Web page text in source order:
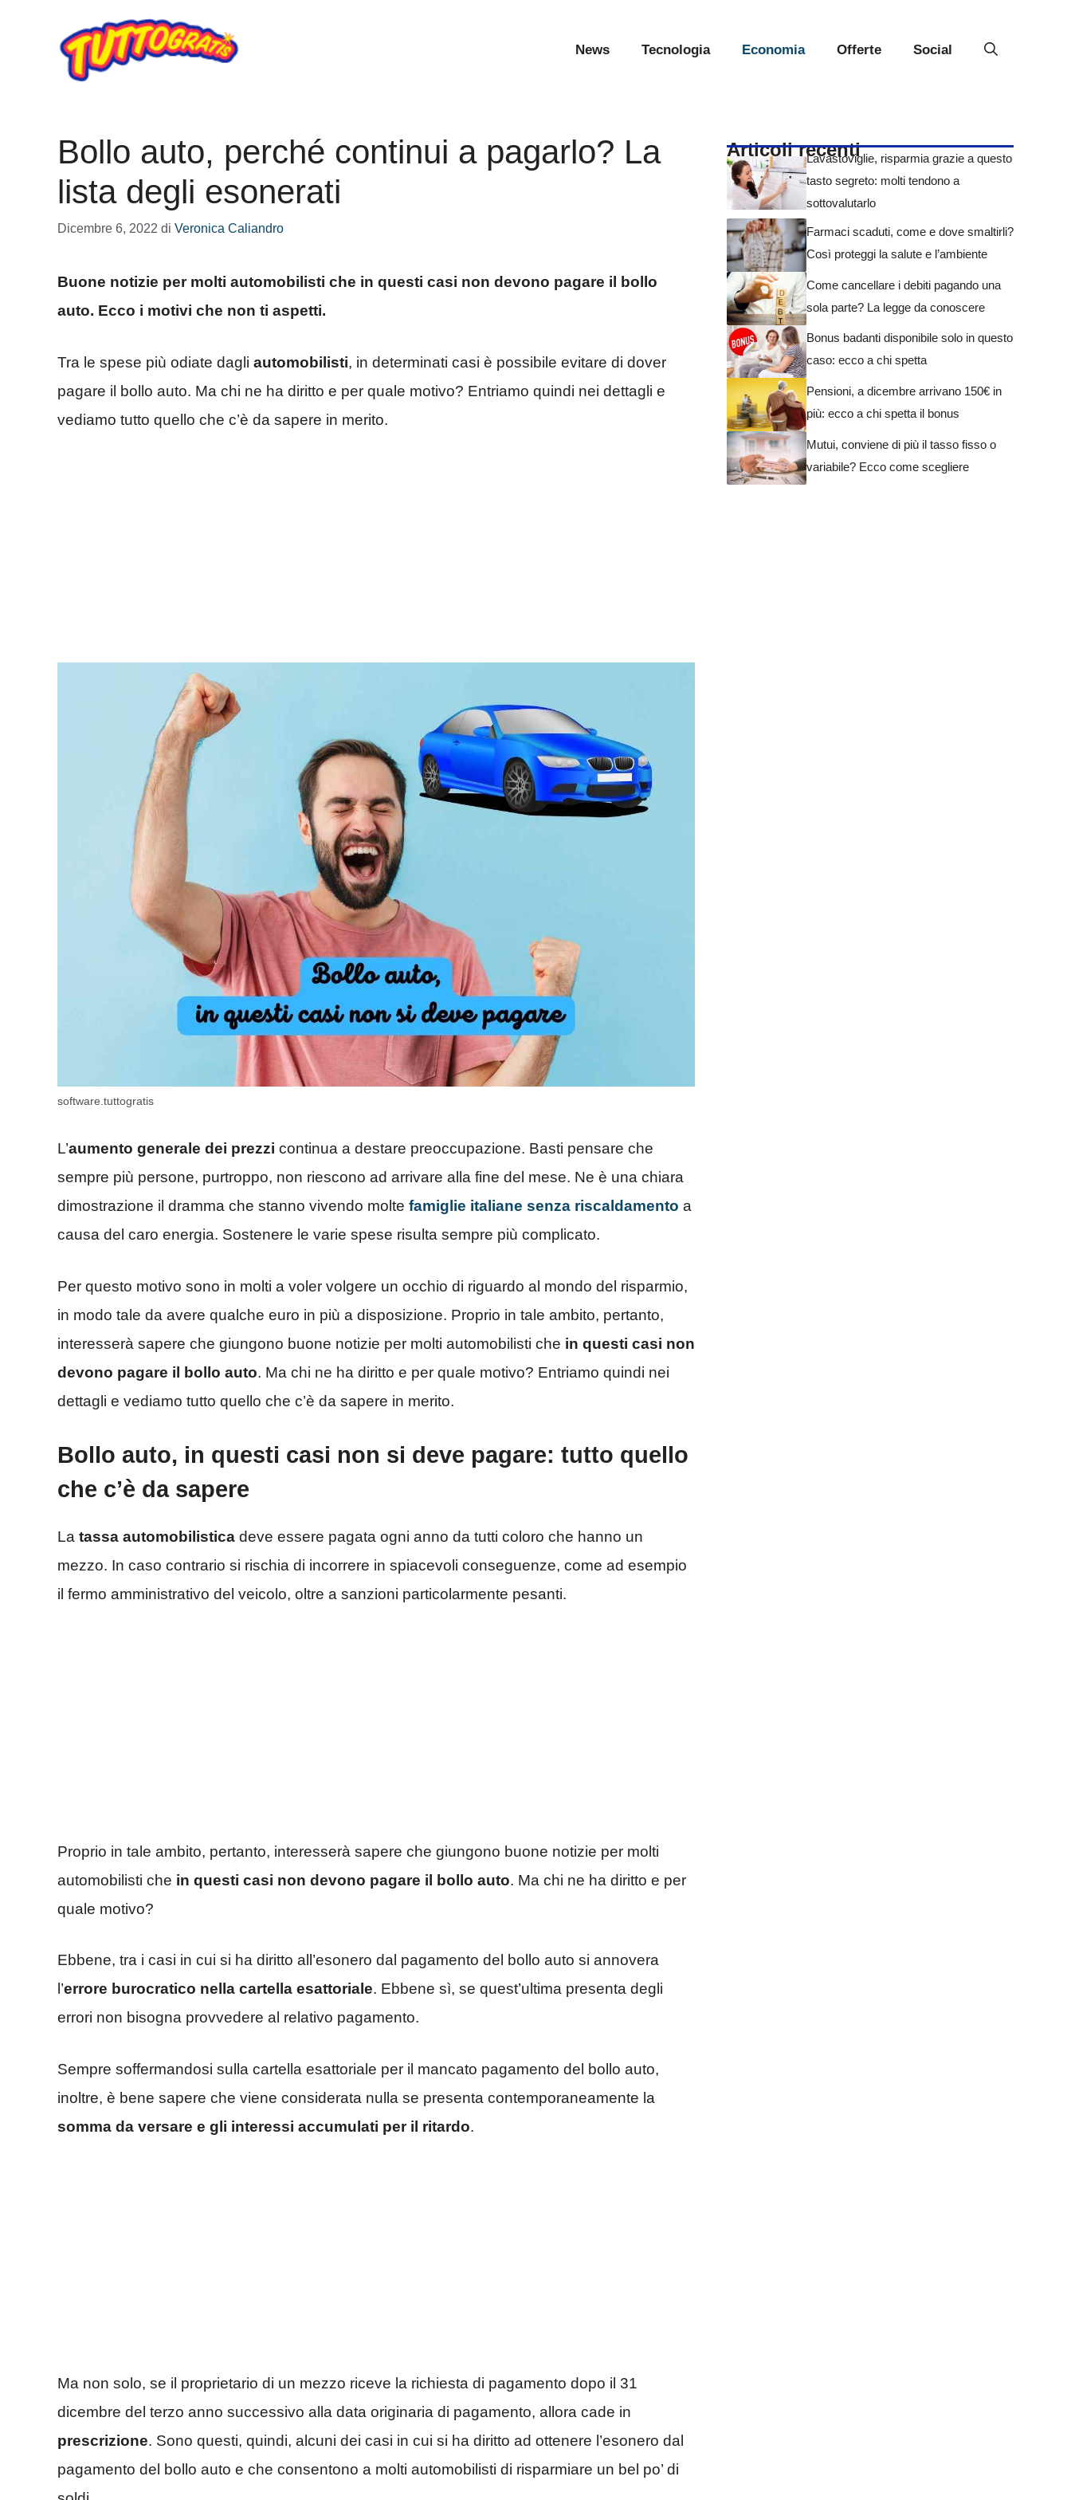
News Tecnologia Economia Offerte Social
Bollo auto, perché continui a pagarlo? La
lista degli esonerati
Dicembre 6, 2022 di Veronica Caliandro
Buone notizie per molti automobilisti che in questi casi non devono pagare il bollo
auto. Ecco i motivi che non ti aspetti.
Tra le spese più odiate dagli automobilisti, in determinati casi è possibile evitare di dover
pagare il bollo auto. Ma chi ne ha diritto e per quale motivo? Entriamo quindi nei dettagli e
vediamo tutto quello che c’è da sapere in merito.
software.tuttogratis
L’aumento generale dei prezzi continua a destare preoccupazione. Basti pensare che
sempre più persone, purtroppo, non riescono ad arrivare alla fine del mese. Ne è una chiara
dimostrazione il dramma che stanno vivendo molte famiglie italiane senza riscaldamento a
causa del caro energia. Sostenere le varie spese risulta sempre più complicato.
Per questo motivo sono in molti a voler volgere un occhio di riguardo al mondo del risparmio,
in modo tale da avere qualche euro in più a disposizione. Proprio in tale ambito, pertanto,
interesserà sapere che giungono buone notizie per molti automobilisti che in questi casi non
devono pagare il bollo auto. Ma chi ne ha diritto e per quale motivo? Entriamo quindi nei
dettagli e vediamo tutto quello che c’è da sapere in merito.
Bollo auto, in questi casi non si deve pagare: tutto quello
che c’è da sapere
La tassa automobilistica deve essere pagata ogni anno da tutti coloro che hanno un
mezzo. In caso contrario si rischia di incorrere in spiacevoli conseguenze, come ad esempio
il fermo amministrativo del veicolo, oltre a sanzioni particolarmente pesanti.
Proprio in tale ambito, pertanto, interesserà sapere che giungono buone notizie per molti
automobilisti che in questi casi non devono pagare il bollo auto. Ma chi ne ha diritto e per
quale motivo?
Ebbene, tra i casi in cui si ha diritto all’esonero dal pagamento del bollo auto si annovera
l’errore burocratico nella cartella esattoriale. Ebbene sì, se quest’ultima presenta degli
errori non bisogna provvedere al relativo pagamento.
Sempre soffermandosi sulla cartella esattoriale per il mancato pagamento del bollo auto,
inoltre, è bene sapere che viene considerata nulla se presenta contemporaneamente la
somma da versare e gli interessi accumulati per il ritardo.
Ma non solo, se il proprietario di un mezzo riceve la richiesta di pagamento dopo il 31
dicembre del terzo anno successivo alla data originaria di pagamento, allora cade in
prescrizione. Sono questi, quindi, alcuni dei casi in cui si ha diritto ad ottenere l’esonero dal
pagamento del bollo auto e che consentono a molti automobilisti di risparmiare un bel po’ di
Articoli recentiLavastoviglie, risparmia grazie a questo
tasto segreto: molti tendono a
sottovalutarlo
Farmaci scaduti, come e dove smaltirli?
Così proteggi la salute e l’ambiente
Come cancellare i debiti pagando una
sola parte? La legge da conoscere
Bonus badanti disponibile solo in questo
caso: ecco a chi spetta
Pensioni, a dicembre arrivano 150€ in
più: ecco a chi spetta il bonus
Mutui, conviene di più il tasso fisso o
variabile? Ecco come scegliere